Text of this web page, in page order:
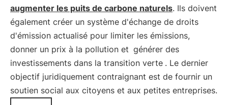
augmenter les puits de carbone naturels. Ils doivent
également créer un système d'échange de droits
d'émission actualisé pour limiter les émissions,
donner un prix à la pollution et générer des
investissements dans la transition verte . Le dernier
objectif juridiquement contraignant est de fournir un
soutien social aux citoyens et aux petites entreprises.